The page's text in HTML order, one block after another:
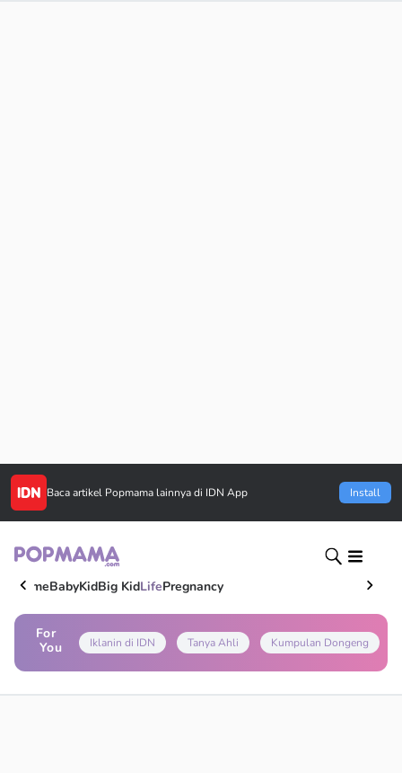
Baca artikel Popmama lainnya di IDN App Install
HomeBabyKidBig KidLifePregnancy
For
You
Iklanin di IDN Tanya Ahli Kumpulan Dongeng